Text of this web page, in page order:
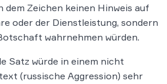
dem Zeichen keinen Hinweis auf
oder der Dienstleistung, sondern
wahrnehmen würden.
Satz würde in einem nicht
(russische Aggression) sehr